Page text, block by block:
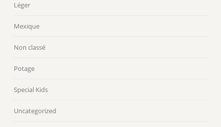
Léger
Mexique
Non classé
Potage
Special Kids
Uncategorized